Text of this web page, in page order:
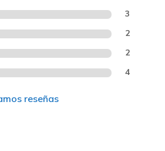
3
2
2
4
reseñas